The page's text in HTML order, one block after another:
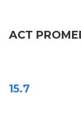
ACT
15.7